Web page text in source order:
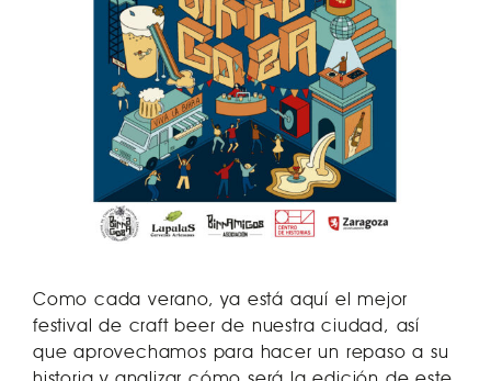
Como cada verano, ya está aquí el mejor
festival de craft beer de nuestra ciudad, así
que aprovechamos para hacer un repaso a su